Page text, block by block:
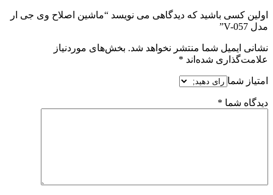
اولین کسی باشید که دیدگاهی می نویسد “ماشین اصلاح وی جی ار
مدل V-057”
نشانی ایمیل شما منتشر نخواهد شد. بخش‌های موردنیاز
علامت‌گذاری شده‌اند *
امتیاز شما
دیدگاه شما *